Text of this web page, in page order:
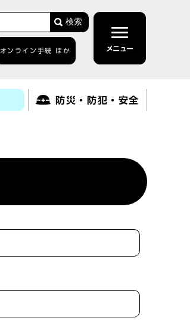
検索
オンライン手続 ほか メニュー
防災・防犯・安全